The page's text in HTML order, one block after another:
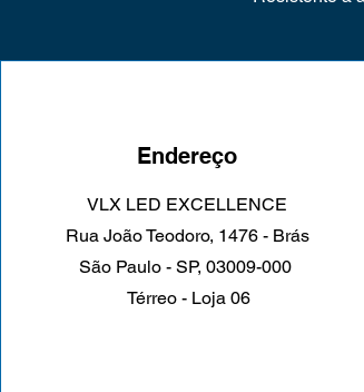
Endereço
VLX LED EXCELLENCE
Rua João Teodoro, 1476 - Brás
São Paulo - SP, 03009-000
Térreo - Loja 06